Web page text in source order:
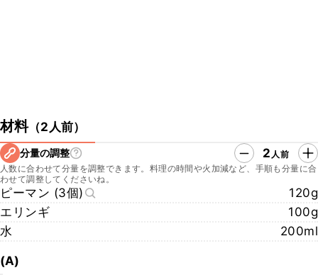
材料（2人前）
分量の調整 2 人前
人数に合わせて分量を調整できます。料理の時間や火加減など、手順も分量に合
わせて調整してくださいね。
ピーマン (3個)
120g
エリンギ
100g
水
200ml
(A)